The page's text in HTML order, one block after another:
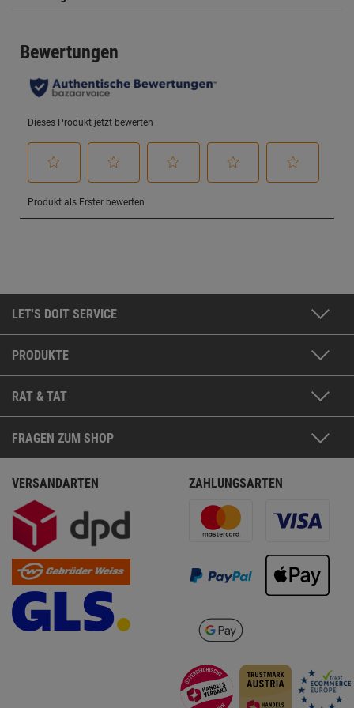
LET'S DOIT SERVICE
PRODUKTE
RAT & TAT
FRAGEN ZUM SHOP
VERSANDARTEN ZAHLUNGSARTEN